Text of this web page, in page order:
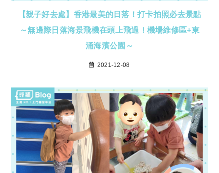
【親子好去處】香港最美的日落！打卡拍照必去景點
～無邊際日落海景飛機在頭上飛過！機場維修區+東
涌海濱公園～
2021-12-08